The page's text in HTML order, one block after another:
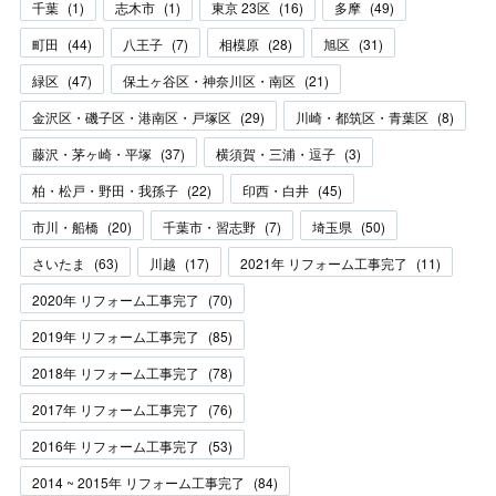
千葉 (1) 志木市 (1) 東京 23区 (16) 多摩 (49)
町田 (44) 八王子 (7) 相模原 (28) 旭区 (31)
緑区 (47) 保土ヶ谷区・神奈川区・南区 (21)
金沢区・磯子区・港南区・戸塚区 (29) 川崎・都筑区・青葉区 (8)
藤沢・茅ヶ崎・平塚 (37) 横須賀・三浦・逗子 (3)
柏・松戸・野田・我孫子 (22) 印西・白井 (45)
市川・船橋 (20) 千葉市・習志野 (7) 埼玉県 (50)
さいたま
(63) 川越 (17) 2021年 リフォーム工事完了 (11)
2020年 リフォーム工事完了
(70)
2019年 リフォーム工事完了
(85)
2018年 リフォーム工事完了
(78)
2017年 リフォーム工事完了
(76)
2016年 リフォーム工事完了
(53)
2014 ~ 2015年 リフォーム工事完了
(84)